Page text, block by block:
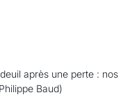
après une perte : nos
Baud)